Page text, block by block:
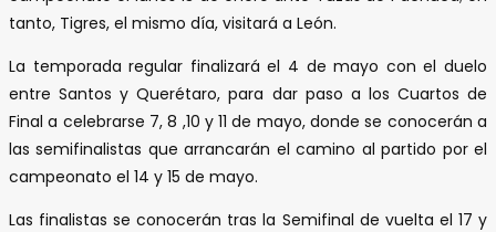
tanto, Tigres, el mismo día, visitará a León.
La temporada regular finalizará el 4 de mayo con el duelo
entre Santos y Querétaro, para dar paso a los Cuartos de
Final a celebrarse 7, 8 ,10 y 11 de mayo, donde se conocerán a
las semifinalistas que arrancarán el camino al partido por el
campeonato el 14 y 15 de mayo.
Las finalistas se conocerán tras la Semifinal de vuelta el 17 y